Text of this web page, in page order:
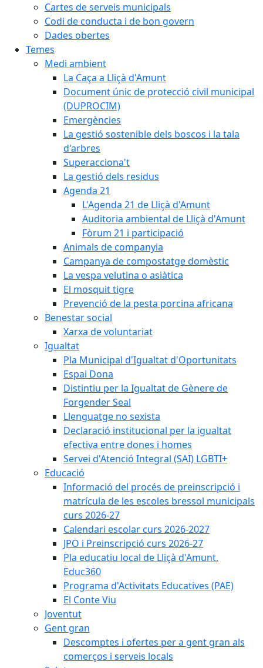
Cartes de serveis municipals
Codi de conducta i de bon govern
Dades obertes
Temes
Medi ambient
La Caça a Lliçà d'Amunt
Document únic de protecció civil municipal
(DUPROCIM)
Emergències
La gestió sostenible dels boscos i la tala
d'arbres
Superacciona't
La gestió dels residus
Agenda 21
L'Agenda 21 de Lliçà d'Amunt
Auditoria ambiental de Lliçà d'Amunt
Fòrum 21 i participació
Animals de companyia
Campanya de compostatge domèstic
La vespa velutina o asiàtica
El mosquit tigre
Prevenció de la pesta porcina africana
Benestar social
Xarxa de voluntariat
Igualtat
Pla Municipal d'Igualtat d'Oportunitats
Espai Dona
Distintiu per la Igualtat de Gènere de
Forgender Seal
Llenguatge no sexista
Declaració institucional per la igualtat
efectiva entre dones i homes
Servei d'Atenció Integral (SAI) LGBTI+
Educació
Informació del procés de preinscripció i
matrícula de les escoles bressol municipals
curs 2026-27
Calendari escolar curs 2026-2027
JPO i Preinscripció curs 2026-27
Pla educatiu local de Lliçà d'Amunt.
Educ360
Programa d'Activitats Educatives (PAE)
El Conte Viu
Joventut
Gent gran
Descomptes i ofertes per a gent gran als
comerços i serveis locals